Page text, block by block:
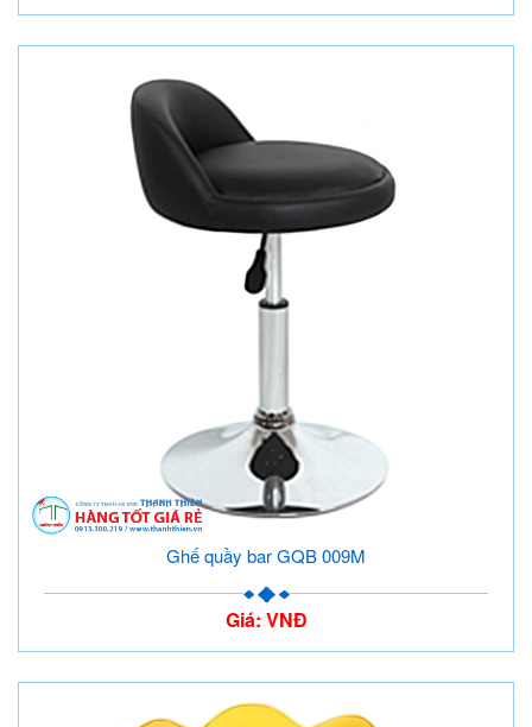
Ghế quầy bar GQB 009M
Giá: VNĐ